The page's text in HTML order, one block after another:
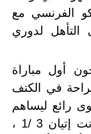
الفرنسي مع
لدوري
أول مباراة
في الكتف
رائع ليساهم
في فوز موناكو على سانت إتيان 3 /1 ،